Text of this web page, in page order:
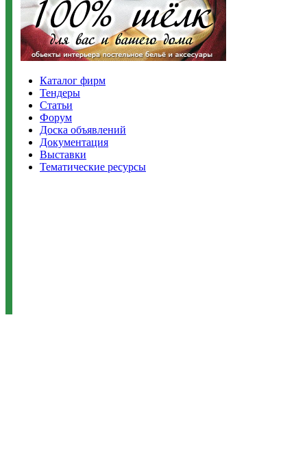
Каталог фирм
Тендеры
Статьи
Форум
Доска объявлений
Документация
Выставки
Тематические ресурсы